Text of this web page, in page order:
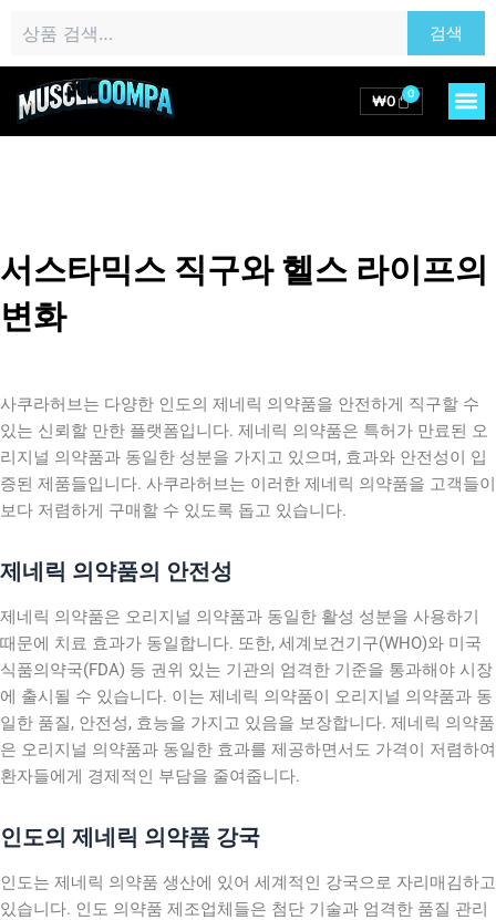
츠
색:
검색
₩0 0
Cart
서스타믹스 직구와 헬스 라이프의
변화
사쿠라허브는 다양한 인도의 제네릭 의약품을 안전하게 직구할 수
있는 신뢰할 만한 플랫폼입니다. 제네릭 의약품은 특허가 만료된 오
리지널 의약품과 동일한 성분을 가지고 있으며, 효과와 안전성이 입
증된 제품들입니다. 사쿠라허브는 이러한 제네릭 의약품을 고객들이
보다 저렴하게 구매할 수 있도록 돕고 있습니다.
제네릭 의약품의 안전성
제네릭 의약품은 오리지널 의약품과 동일한 활성 성분을 사용하기
때문에 치료 효과가 동일합니다. 또한, 세계보건기구(WHO)와 미국
식품의약국(FDA) 등 권위 있는 기관의 엄격한 기준을 통과해야 시장
에 출시될 수 있습니다. 이는 제네릭 의약품이 오리지널 의약품과 동
일한 품질, 안전성, 효능을 가지고 있음을 보장합니다. 제네릭 의약품
은 오리지널 의약품과 동일한 효과를 제공하면서도 가격이 저렴하여
환자들에게 경제적인 부담을 줄여줍니다.
인도의 제네릭 의약품 강국
인도는 제네릭 의약품 생산에 있어 세계적인 강국으로 자리매김하고
있습니다. 인도 의약품 제조업체들은 첨단 기술과 엄격한 품질 관리